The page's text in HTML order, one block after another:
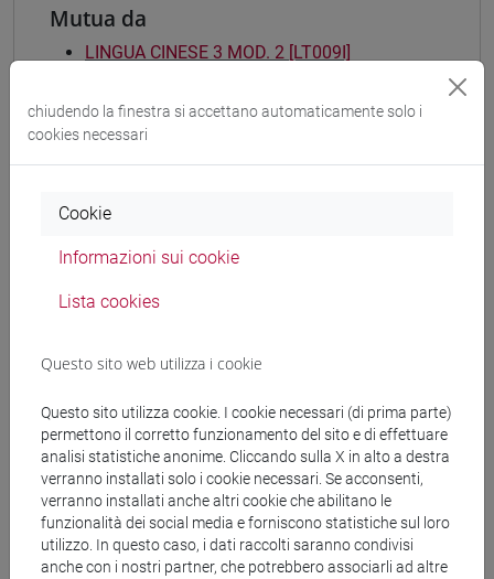
Mutua da
LINGUA CINESE 3 MOD. 2 [LT009I]
LINGUA CINESE 3 MOD. 2
2A
MOD. 2A Classe 2 A-E
MOD. 2A Classe 2 F-O
ESERCITAZIONI DI LINGUA CINESE 3
MOD. 2A Classe 2 P-Z
ESERCITAZIONI DI LINGUA CINESE 3 MOD.
2B
ESERCITAZIONI DI LINGUA CINESE 3
chiudendo la finestra si accettano automaticamente solo i
cookies necessari
Cookie
Informazioni sui cookie
Lista cookies
Questo sito web utilizza i cookie
Questo sito utilizza cookie. I cookie necessari (di prima parte)
permettono il corretto funzionamento del sito e di effettuare
analisi statistiche anonime. Cliccando sulla X in alto a destra
verranno installati solo i cookie necessari. Se acconsenti,
verranno installati anche altri cookie che abilitano le
funzionalità dei social media e forniscono statistiche sul loro
utilizzo. In questo caso, i dati raccolti saranno condivisi
anche con i nostri partner, che potrebbero associarli ad altre